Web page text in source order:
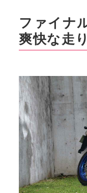
ファイナ
爽快な走